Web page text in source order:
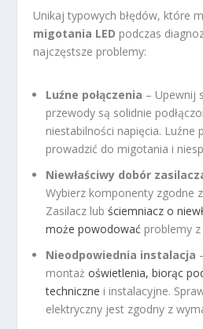
Unikaj typowych błędów, które
migotania LED podczas
najczęstsze problemy:
Luźne połączenia – Upewnij
przewody są solidnie
niestabilności napięcia. Luźne
prowadzić do migotania i
Niewłaściwy dobór
Wybierz komponenty zgodne
Zasilacz lubściemniacz o
może powodować problemy
Nieodpowiednia instalacja
montażoświetlenia, biorąc
techniczne i instalacyjne.
elektryczny jest zgodny z